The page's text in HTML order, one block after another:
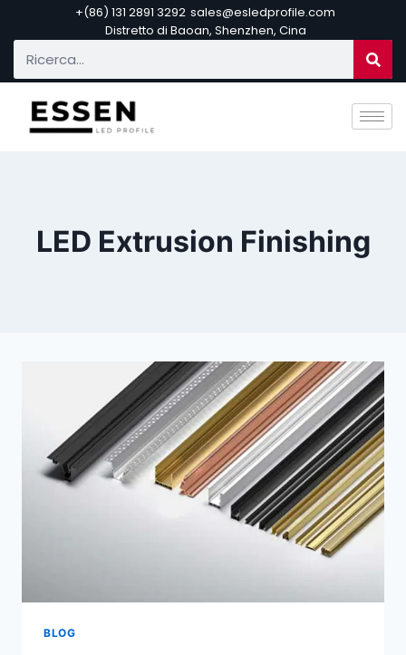
+(86) 131 2891 3292 sales@esledprofile.com
Distretto di Baoan, Shenzhen, Cina
LED Extrusion Finishing
BLOG